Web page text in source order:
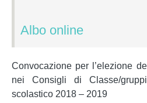
Albo online
Convocazione per l’elezione
nei Consigli di Classe/
scolastico 2018 – 2019